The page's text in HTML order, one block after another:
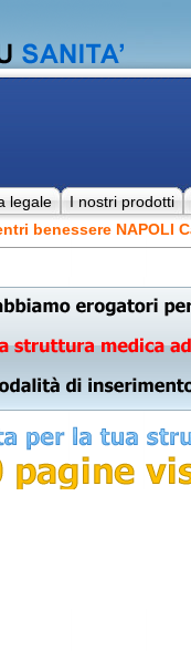
legale
I nostri prodotti
benessere NAPOLI